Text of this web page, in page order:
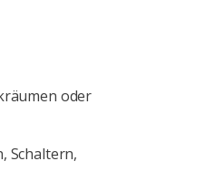
oder
Schaltern,